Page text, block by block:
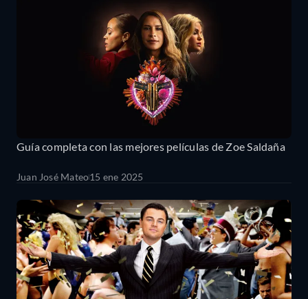
Guía completa con las mejores películas de Zoe Saldaña
Juan José Mateo15 ene 2025